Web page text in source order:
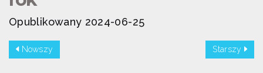
Opublikowany 2024-06-25
Nowszy Starszy